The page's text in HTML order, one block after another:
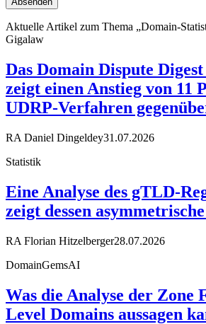
Aktuelle Artikel zum Thema „Domain-
Gigalaw
Das Domain Dispute
zeigt einen Anstieg von 11
UDRP-Verfahren
RA Daniel Dingeldey31.07.2026
Statistik
Eine Analyse des gTLD-
zeigt dessen
RA Florian Hitzelberger28.07.2026
DomainGemsAI
Was die Analyse der Zone
Level Domains aussagen